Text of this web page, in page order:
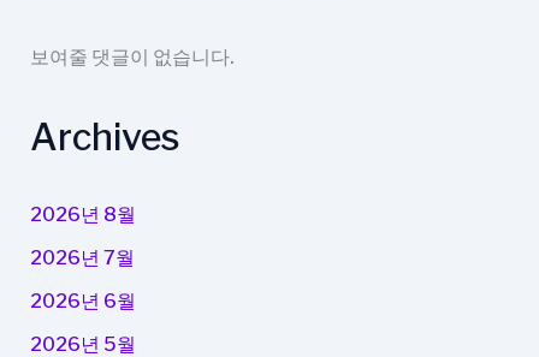
보여줄 댓글이 없습니다.
Archives
2026년 8월
2026년 7월
2026년 6월
2026년 5월